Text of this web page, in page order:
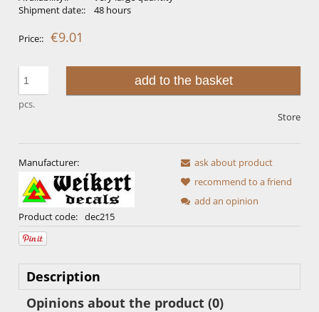
Shipment date::
48 hours
Price:: €9.01
pcs.
add to the basket
Store
Manufacturer:
Product code: dec215
ask about product
recommend to a friend
add an opinion
Description
Opinions about the product (0)